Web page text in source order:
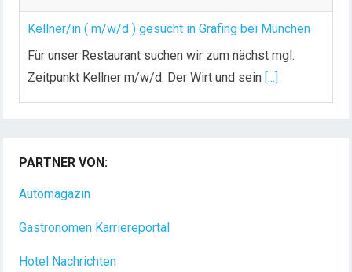
Kellner/in ( m/w/d ) gesucht in Grafing bei München
Für unser Restaurant suchen wir zum nächst mgl.
Zeitpunkt Kellner m/w/d. Der Wirt und sein [...]
Dein Arbeitsplatz mit Urlaubsfeeling Chef de Rang
(m/w/d) Du bist Gastgeber aus Leidenschaft und
PARTNER VON:
Automagazin
Gastronomen Karriereportal
Hotel Nachrichten